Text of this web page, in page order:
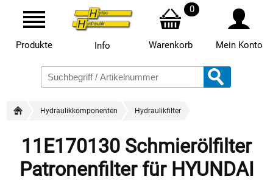
Produkte Info
0
Warenkorb Mein Konto
Hydraulikkomponenten Hydraulikfilter
11E170130 Schmierölfilter
Patronenfilter für HYUNDAI